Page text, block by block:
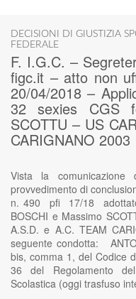
DECISIONI DI GIUSTIZIA
FEDERALE
F. I.G.C. –
figc.it – atto non
20/04/2018 –
32 sexies CGS
SCOTTU – US
CARIGNANO 2003
Vista la comunicazione
provvedimento di
n. 490 pfi 17/18
BOSCHI e Massimo
A.S.D. e A.C. TEAM
seguente condotta:
bis, comma 1, del Codice
36 del Regolamento
Scolastica (oggi trasfuso